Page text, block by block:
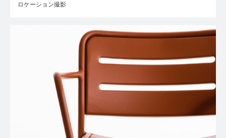
ロケーション撮影